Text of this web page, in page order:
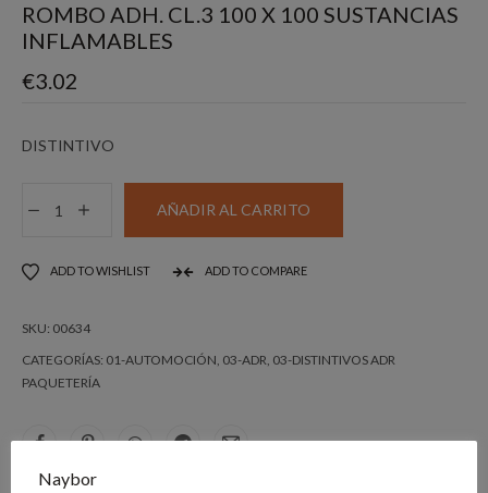
ROMBO ADH. CL.3 100 X 100 SUSTANCIAS
INFLAMABLES
€3.02
DISTINTIVO
100
100
SUSTANCIAS
INFLAMABLES
AÑADIR AL CARRITO
ADD TO WISHLIST ADD TO COMPARE
SKU: 00634
CATEGORÍAS: 01-AUTOMOCIÓN, 03-ADR, 03-DISTINTIVOS ADR
PAQUETERÍA
Naybor